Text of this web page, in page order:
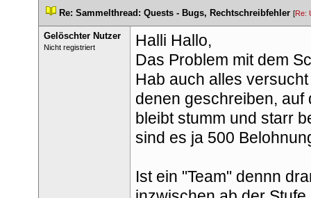
Re: Sammelthread: Quests - Bugs, Rechtschreibfehler [Re:
Gelöschter Nutzer
Nicht registriert
Halli Hallo,
Das Problem mit dem
Hab auch alles
denen geschreiben, auf
bleibt stumm und starr
ind es ja 500
Ist ein "Team" dennn